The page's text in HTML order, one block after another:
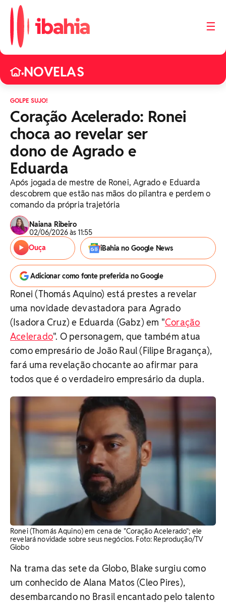
☰
•NOVELAS
GOLPE SUJO!
Coração Acelerado: Ronei
choca ao revelar ser
dono de Agrado e
Eduarda
Após jogada de mestre de Ronei, Agrado e Eduarda
descobrem que estão nas mãos do pilantra e perdem o
comando da própria trajetória
Naiana Ribeiro
02/06/2026 às 11:55
Ouça
iBahia no Google News
Adicionar como fonte preferida no Google
Ronei (Thomás Aquino) está prestes a revelar
uma novidade devastadora para Agrado
(Isadora Cruz) e Eduarda (Gabz) em "Coração
Acelerado". O personagem, que também atua
como empresário de João Raul (Filipe Bragança),
fará uma revelação chocante ao afirmar para
todos que é o verdadeiro empresário da dupla.
Ronei (Thomás Aquino) em cena de "Coração Acelerado"; ele
revelará novidade sobre seus negócios. Foto: Reprodução/TV
Globo
Na trama das sete da Globo, Blake surgiu como
um conhecido de Alana Matos (Cleo Pires),
desembarcando no Brasil encantado pelo talento